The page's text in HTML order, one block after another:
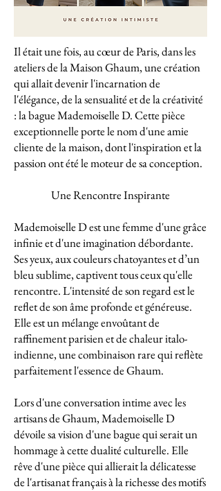
Il était une fois, au cœur de Paris, dans les
ateliers de la Maison Ghaum, une création
qui allait devenir l'incarnation de
l'élégance, de la sensualité et de la créativité
: la bague Mademoiselle D. Cette pièce
exceptionnelle porte le nom d'une amie
cliente de la maison, dont l'inspiration et la
passion ont été le moteur de sa conception.
Une Rencontre Inspirante
Mademoiselle D est une femme d'une grâce
infinie et d'une imagination débordante.
Ses yeux, aux couleurs chatoyantes et d’un
bleu sublime, captivent tous ceux qu'elle
rencontre. L'intensité de son regard est le
reflet de son âme profonde et généreuse.
Elle est un mélange envoûtant de
raffinement parisien et de chaleur italo-
indienne, une combinaison rare qui reflète
parfaitement l'essence de Ghaum.
Lors d'une conversation intime avec les
artisans de Ghaum, Mademoiselle D
dévoile sa vision d'une bague qui serait un
hommage à cette dualité culturelle. Elle
rêve d'une pièce qui allierait la délicatesse
de l'artisanat français à la richesse des motifs